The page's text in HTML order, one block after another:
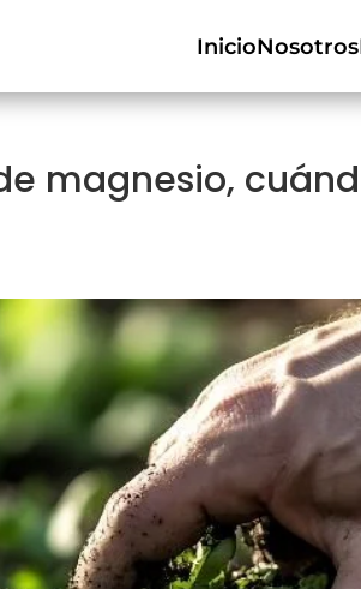
InicioNosotros
magnesio,